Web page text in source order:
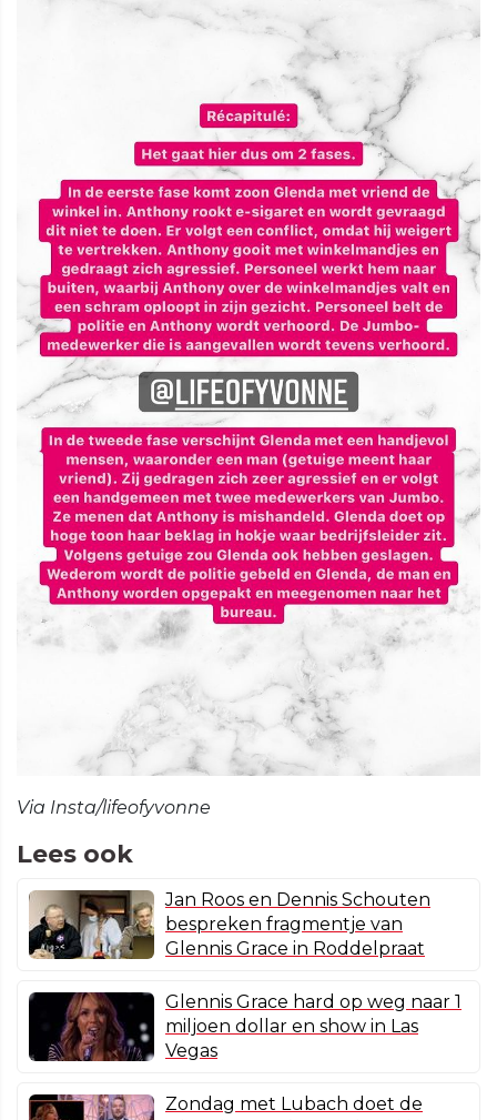
Via Insta/lifeofyvonne
Lees ook
Jan Roos en Dennis Schouten
bespreken fragmentje van
Glennis Grace in Roddelpraat
Glennis Grace hard op weg naar 1
miljoen dollar en show in Las
Vegas
Zondag met Lubach doet de